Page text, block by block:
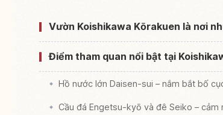
Vườn Koishikawa Kōrakuen là nơi
Điểm tham quan nổi bật tại
Hồ nước lớn Daisen-sui – nắm bắt bố
Cầu đá Engetsu-kyō và đê Seiko – cảm